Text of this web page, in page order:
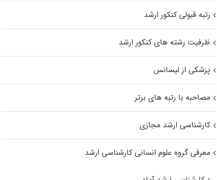
رتبه قبولی کنکور ارشد
ظرفیت رشته های کنکور ارشد
پزشکی از لیسانس
مصاحبه با رتبه های برتر
کارشناسی ارشد مجازی
معرفی گروه علوم انسانی کارشناسی ارشد